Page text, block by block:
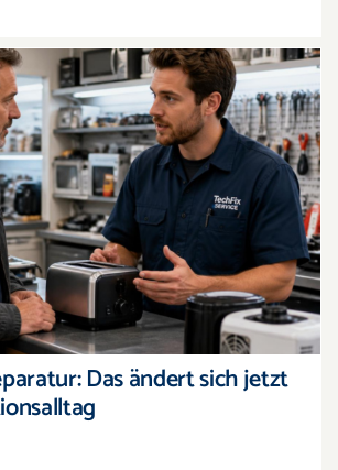
Das ändert sich jetzt im
Reklamationsalltag
Das ändert sich jetzt